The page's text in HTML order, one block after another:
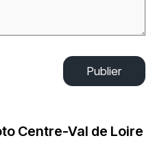
Publier
Centre-Val de Loire